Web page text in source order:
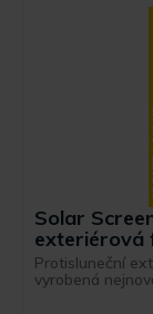
Solar
exteriérová
Protisluneční
vyrobená